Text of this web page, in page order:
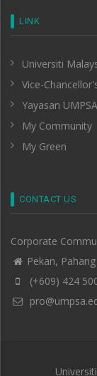
LINK
Universiti
Vice-
Yayasan UMPSA
My Community
My Green
CONTACT US
Corporate
Pekan, Pahang
(+609) 424